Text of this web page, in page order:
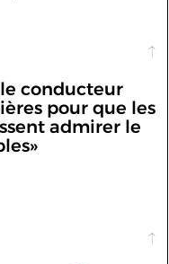
conducteur
pour que les
admirer le